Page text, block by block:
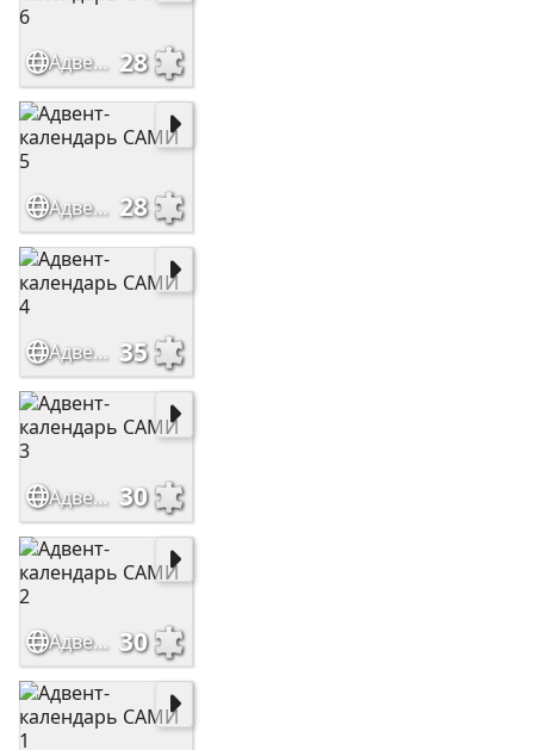
Адвент-календарь САМИ 6 28
Адвент-календарь САМИ 5 28
Адвент-календарь САМИ 4 35
Адвент-календарь САМИ 3 30
Адвент-календарь САМИ 2 30